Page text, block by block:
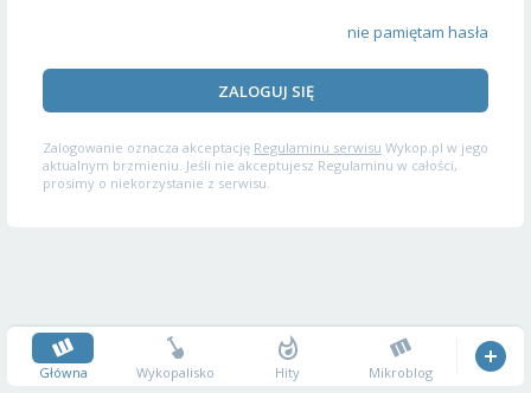
nie pamiętam hasła
ZALOGUJ SIĘ
Zalogowanie oznacza akceptację Regulaminu serwisu Wykop.pl w jego
aktualnym brzmieniu. Jeśli nie akceptujesz Regulaminu w całości,
prosimy o niekorzystanie z serwisu.
Główna Wykopalisko Hity Mikroblog